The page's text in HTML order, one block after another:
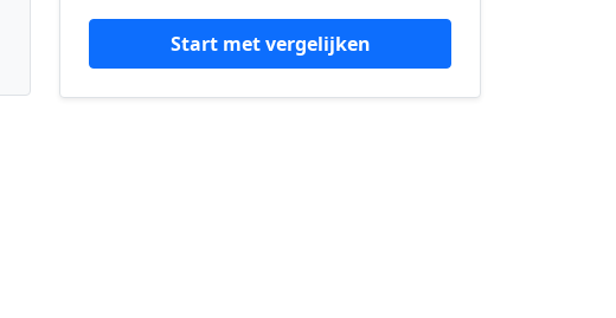
Start met vergelijken